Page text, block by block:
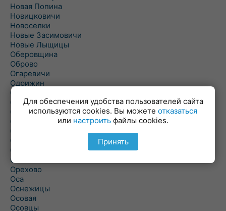
Новая Попина
Новицковичи
Новоселки
Новые Засимовичи
Новые Лыщицы
Оберовщина
Оброво
Огаревичи
Одрижин
Оздамичи
Озяты
Олтуш
Ольманы
Ольпень
Ольшаны
Омельная
Ополь
Орехово
Оса
Оснежицы
Осовая
Осовцы
Для обеспечения удобства пользователей сайта
используются cookies. Вы можете отказаться
или настроить файлы cookies.
Принять